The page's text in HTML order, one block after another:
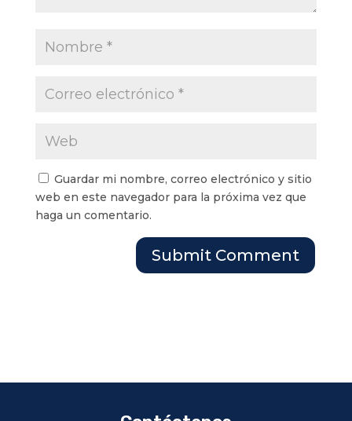
Guardar mi nombre, correo electrónico y sitio
web en este navegador para la próxima vez que
haga un comentario.